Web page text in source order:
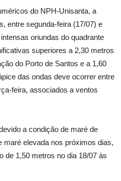
do NPH-Unisanta, a
entre segunda-feira (17/07) e
oriundas do quadrante
superiores a 2,30 metros
do Porto de Santos e a 1,60
das ondas deve ocorrer entre
feira, associados a ventos
a condição de maré de
maré elevada nos próximos dias,
de 1,50 metros no dia 18/07 às